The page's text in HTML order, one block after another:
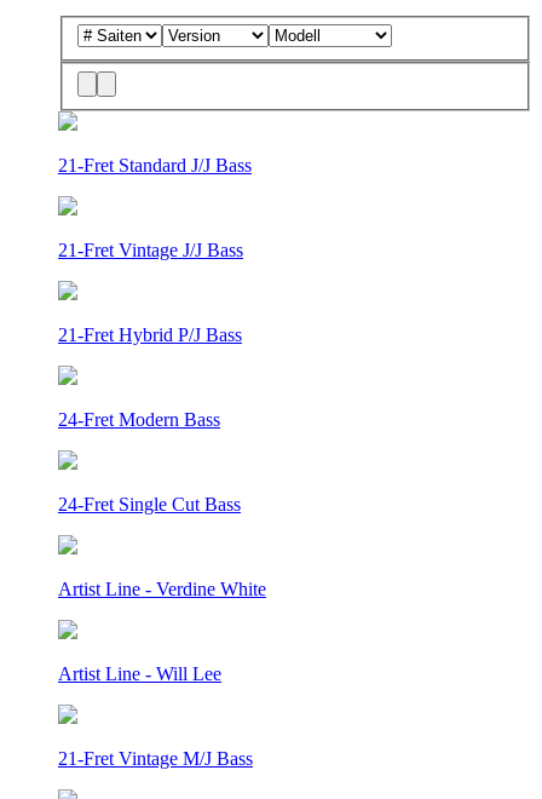
21-Fret Standard J/J Bass
21-Fret Vintage J/J Bass
21-Fret Hybrid P/J Bass
24-Fret Modern Bass
24-Fret Single Cut Bass
Artist Line - Verdine White
Artist Line - Will Lee
21-Fret Vintage M/J Bass